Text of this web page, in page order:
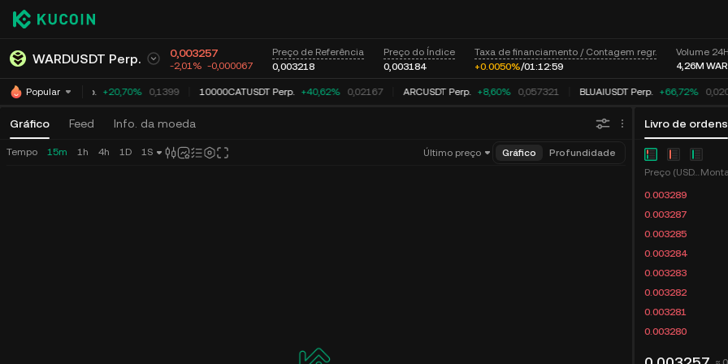
WARDUSDT Perp. 0,003257
-2,01% -0,000067
Preço de Referência
0,003218
Preço do Índice
0,003184
Taxa de financiamento / Contagem regr.
+0.0050%/01:12:58
Volume 24H
4,26M
Popular
ACEUSDT Perp. +20,70% 0,1399 10000CATUSDT Perp. +40,62% 0,02167 ARCUSDT Perp. +8,60% 0,057321 BLUAIUSDT Perp. +66,72%
Gráfico Feed Info. da moeda Livro de ordens
Tempo 15m 1h 4h 1D 1S Último preço Gráfico Profundidade
Preço (USDT)
0.003289
0.003287
0.003285
0.003284
0.003283
0.003282
0.003281
0.003280